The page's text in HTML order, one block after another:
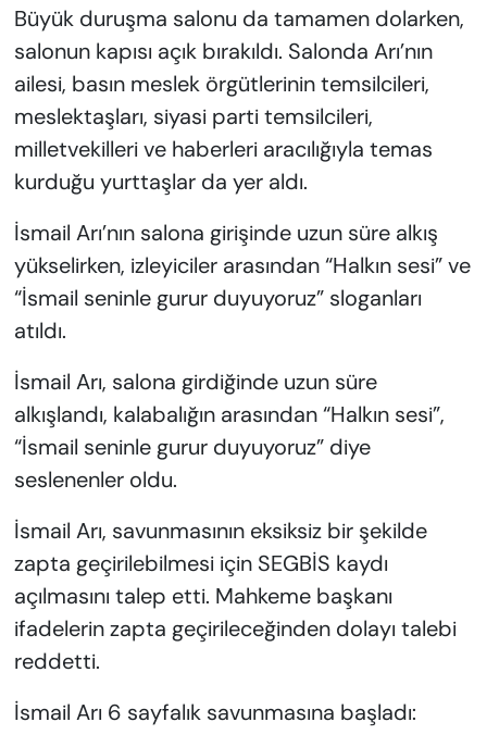
Büyük duruşma salonu da tamamen dolarken,
salonun kapısı açık bırakıldı. Salonda Arı’nın
ailesi, basın meslek örgütlerinin temsilcileri,
meslektaşları, siyasi parti temsilcileri,
milletvekilleri ve haberleri aracılığıyla temas
kurduğu yurttaşlar da yer aldı.
İsmail Arı’nın salona girişinde uzun süre alkış
yükselirken, izleyiciler arasından “Halkın sesi” ve
“İsmail seninle gurur duyuyoruz” sloganları
atıldı.
İsmail Arı, salona girdiğinde uzun süre
alkışlandı, kalabalığın arasından “Halkın sesi”,
“İsmail seninle gurur duyuyoruz” diye
seslenenler oldu.
İsmail Arı, savunmasının eksiksiz bir şekilde
zapta geçirilebilmesi için SEGBİS kaydı
açılmasını talep etti. Mahkeme başkanı
ifadelerin zapta geçirileceğinden dolayı talebi
reddetti.
İsmail Arı 6 sayfalık savunmasına başladı: